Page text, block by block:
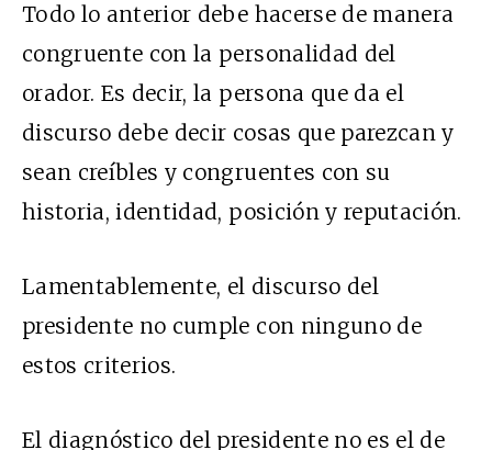
Todo lo anterior debe hacerse de manera
congruente con la personalidad del
orador. Es decir, la persona que da el
discurso debe decir cosas que parezcan y
sean creíbles y congruentes con su
historia, identidad, posición y reputación.
Lamentablemente, el discurso del
presidente no cumple con ninguno de
estos criterios.
El diagnóstico del presidente no es el de